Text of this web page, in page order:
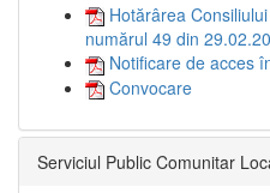
Hotărârea
numărul 49 din
Notificare de acces
Convocare
Serviciul Public Comunitar